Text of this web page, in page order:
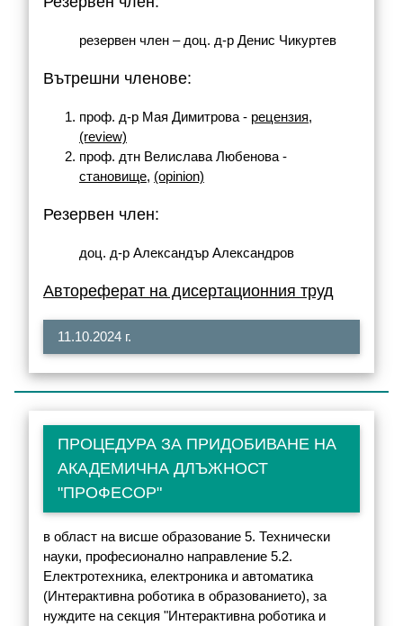
резервен член – доц. д-р Денис Чикуртев
Вътрешни членове:
проф. д-р Мая Димитрова - рецензия,
(review)
проф. дтн Велислава Любенова -
становище, (opinion)
Резервен член:
доц. д-р Александър Александров
Автореферат на дисертационния труд
11.10.2024 г.
ПРОЦЕДУРА ЗА ПРИДОБИВАНЕ НА
АКАДЕМИЧНА ДЛЪЖНОСТ
"ПРОФЕСОР"
в област на висше образование 5. Технически
науки, професионално направление 5.2.
Електротехника, електроника и автоматика
(Интерактивна роботика в образованието), за
нуждите на секция "Интерактивна роботика и